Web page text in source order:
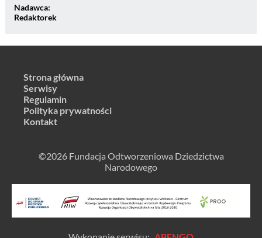
Nadawca:
Redaktorek
Strona główna
Serwisy
Regulamin
Polityka prywatności
Kontakt
©2026 Fundacja Odtworzeniowa Dziedzictwa
Narodowego